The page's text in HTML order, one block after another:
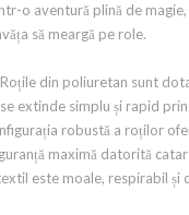
o aventură plină de
să meargă pe role.
din poliuretan sunt
extinde simplu și rapid
robustă a roților
maximă datorită
este moale, respirabil și